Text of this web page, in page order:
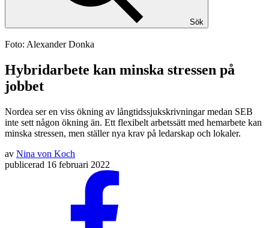
Sök
Foto: Alexander Donka
Hybridarbete kan minska stressen på
jobbet
Nordea ser en viss ökning av långtidssjukskrivningar medan SEB
inte sett någon ökning än. Ett flexibelt arbetssätt med hemarbete kan
minska stressen, men ställer nya krav på ledarskap och lokaler.
av Nina von Koch
publicerad 16 februari 2022